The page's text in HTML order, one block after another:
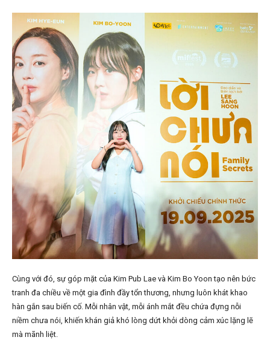
Cùng với đó, sự góp mặt của Kim Pub Lae và Kim Bo Yoon tạo nên bức
tranh đa chiều về một gia đình đầy tổn thương, nhưng luôn khát khao
hàn gắn sau biến cố. Mỗi nhân vật, mỗi ánh mắt đều chứa đựng nỗi
niềm chưa nói, khiến khán giả khó lòng dứt khỏi dòng cảm xúc lặng lẽ
mà mãnh liệt.